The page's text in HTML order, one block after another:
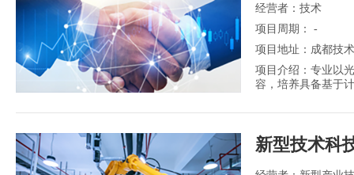
研发资助 其他
法律 财务 其他
经营者：技术
项目周期： -
项目地址：成都技
项目介绍：专业以
容，培养具备基于
新型技术科